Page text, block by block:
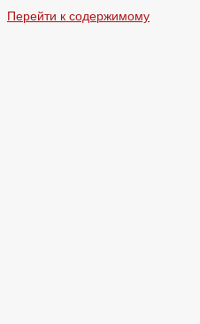
Перейти к содержимому